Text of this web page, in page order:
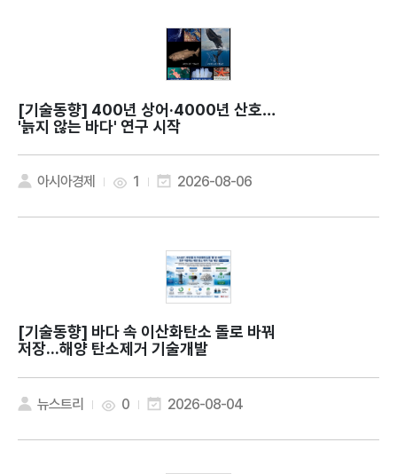
[기술동향]
'늙지 않는 바다' 연구 시작
아시아경제 1 2026-08-06
[기술동향]
저장...해양 탄소제거 기술개발
뉴스트리 0 2026-08-04